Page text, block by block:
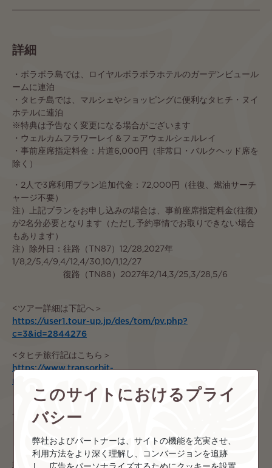
詳細
・ボラボラ島では、ロイヤルボラボラホテルのガーデンビュール
ームに連泊
・タヒチ島では、マルシェやショッピングに便利なタヒチ・ヌイ
ホテルに連泊
※特典は予告なく変更になる場合がございます
・ウェルカムフラワーレイ＆フェアウェルシェルレイ
・事前座席指定料金：片道6,000円（非常口・バルクヘッド席を
除く）
・2人で3席利用プラン追加代金：72,000円（往復、燃油サーチ
ャージ不要）
注）上記プランをお申し込みの場合は、事前座席指定料金(往復)
が2名分必要となります（ただし予約事情でお取りできない場合
もあります）
注）除外日：往路（TN87）12/28,2027年
1/8,2/5,4/9,4/12,4/30,10/1,12/27
復路（TN88）2027年2/14,3/25,3/28,5/6
<ツアー詳細は下記へ＞
https://user1.tour-up.jp/des/tom/pv.php?
c=3&id=2844276
<タヒチ旅行記はこちら＞
https://www.transorbit-
media.jp/blog/category/experiences/tahiti-experiences/
◆ボラボラ3泊＆4泊&5泊プラン、パールリゾート、インターコ
・モーレア・ランギロア・タハア島滞在プランも有り
・パペーテのホテルを、希望のホテルに変更可能（要追加代金）
詳しくは「トランスオービットメディア」で検索 又はお問合せ
このサイトにおけるプライ
バシー
弊社およびパートナーは、サイトの機能を充実させ、
利用方法をより深く理解し、コンバージョンを追跡
し、広告をパーソナライズするためにクッキーを設置